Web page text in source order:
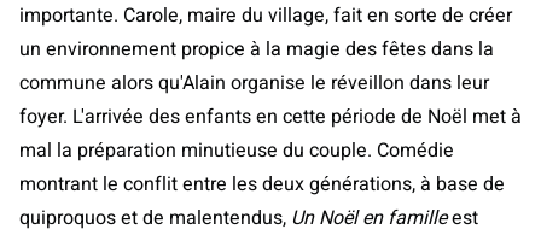
importante. Carole, maire du village, fait en sorte de créer
un environnement propice à la magie des fêtes dans la
commune alors qu'Alain organise le réveillon dans leur
foyer. L'arrivée des enfants en cette période de Noël met à
mal la préparation minutieuse du couple. Comédie
montrant le conflit entre les deux générations, à base de
quiproquos et de malentendus, Un Noël en familleest